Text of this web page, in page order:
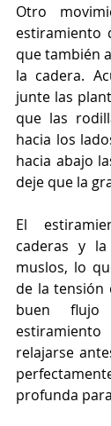
Otro
estiramiento
que también
la cadera.
junte las
que las
hacia los
hacia abajo
deje que la
El
caderas y
muslos, lo
de la tensión
buen flujo
relajarse
profunda